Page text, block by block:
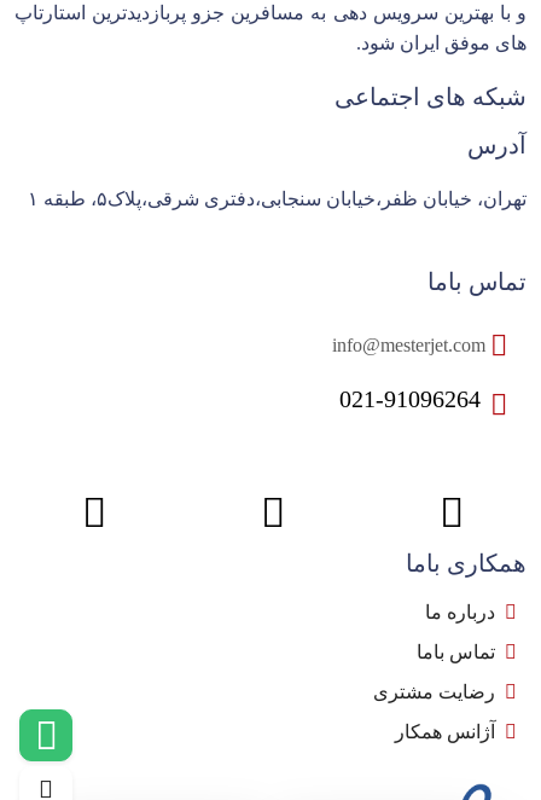
و با بهترین سرویس دهی به مسافرین جزو پربازدیدترین استارتاپ
های موفق ایران شود.
شبکه های اجتماعی
آدرس
تهران، خیابان ظفر،خیابان سنجابی،دفتری شرقی،پلاک۵، طبقه ۱
تماس باما
021-91096264
همکاری باما
درباره ما
تماس باما
رضایت مشتری
آژانس همکار